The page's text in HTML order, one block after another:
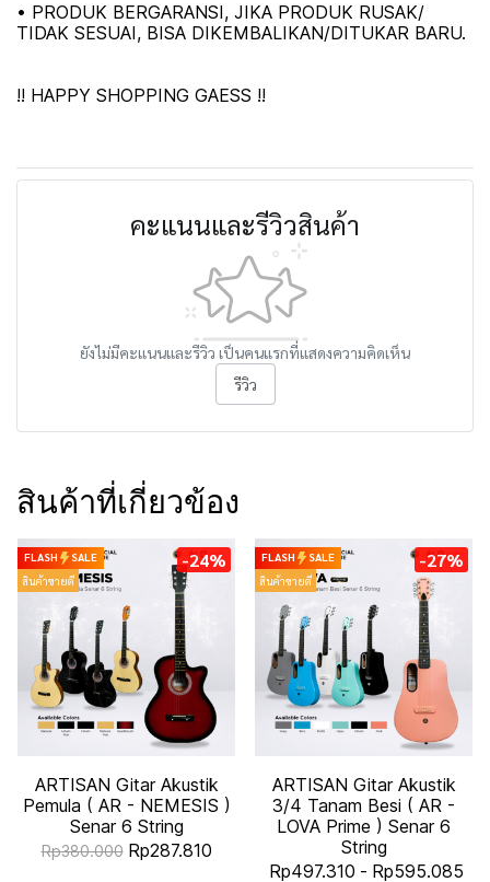
• PRODUK BERGARANSI, JIKA PRODUK RUSAK/
TIDAK SESUAI, BISA DIKEMBALIKAN/DITUKAR BARU.
!! HAPPY SHOPPING GAESS !!
คะแนนและรีวิวสินค้า
ยังไม่มีคะแนนและรีวิว เป็นคนแรกที่แสดงความคิดเห็น
รีวิว
สินค้าที่เกี่ยวข้อง
FLASH
SALE
สินค้าขายดี
-24%
ARTISAN Gitar Akustik
Pemula ( AR - NEMESIS )
Senar 6 String
Rp380.000 Rp287.810
FLASH
SALE
สินค้าขายดี
-27%
ARTISAN Gitar Akustik
3/4 Tanam Besi ( AR -
LOVA Prime ) Senar 6
String
Rp497.310 - Rp595.085